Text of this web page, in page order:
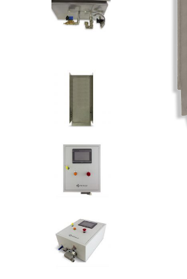
СИСТЕМЫ
Ультразвуковые
Увлажнители высокого
ОПРОСНЫЕ ЛИСТЫ
Озонаторы воды для УЗВ
Озонаторы воды перед
Озонаторы воздуха
Озонаторы воды для
Блочно-модульные